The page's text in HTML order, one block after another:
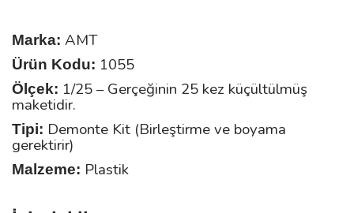
Marka: AMT
Ürün Kodu: 1055
Ölçek: 1/25 – Gerçeğinin 25 kez küçültülmüş
maketidir.
Tipi: Demonte Kit (Birleştirme ve boyama
gerektirir)
Malzeme: Plastik